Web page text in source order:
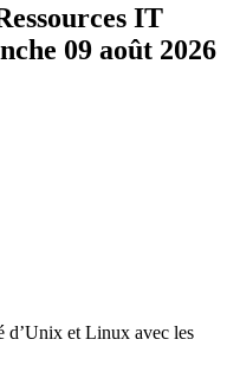
IT
09 août 2026
d’Unix et Linux avec les